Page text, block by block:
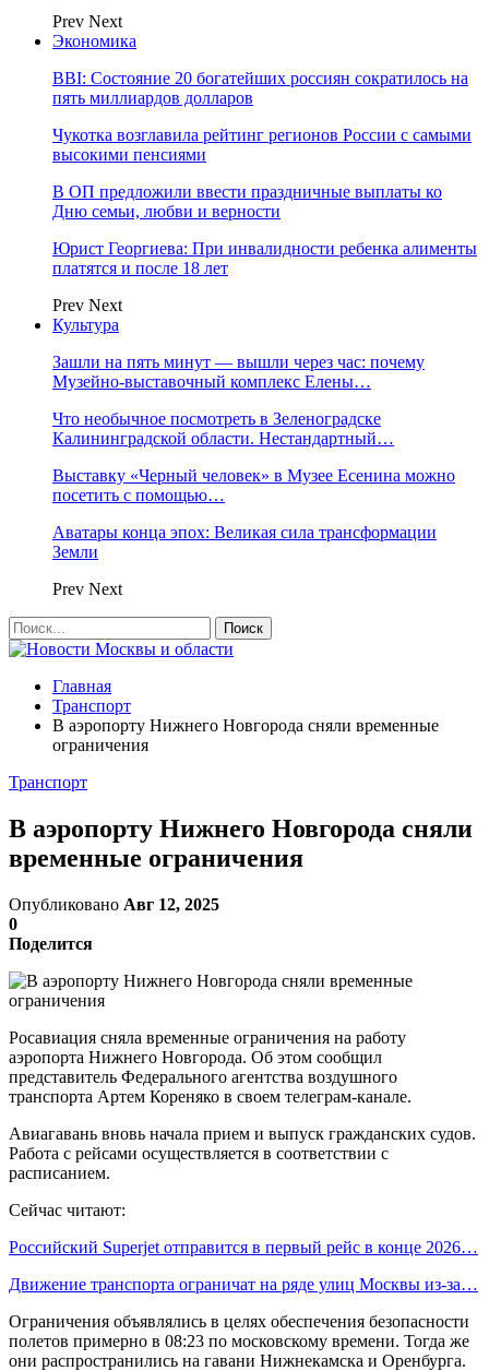
Prev Next
Экономика
BBI: Состояние 20 богатейших россиян сократилось на
пять миллиардов долларов
Чукотка возглавила рейтинг регионов России с самыми
высокими пенсиями
В ОП предложили ввести праздничные выплаты ко
Дню семьи, любви и верности
Юрист Георгиева: При инвалидности ребенка алименты
платятся и после 18 лет
Prev Next
Культура
Зашли на пять минут — вышли через час: почему
Музейно-выставочный комплекс Елены…
Что необычное посмотреть в Зеленоградске
Калининградской области. Нестандартный…
Выставку «Черный человек» в Музее Есенина можно
посетить с помощью…
Аватары конца эпох: Великая сила трансформации
Земли
Prev Next
Главная
Транспорт
В аэропорту Нижнего Новгорода сняли временные
ограничения
Транспорт
В аэропорту Нижнего Новгорода сняли
временные ограничения
Опубликовано Авг 12, 2025
0
Поделится
Росавиация сняла временные ограничения на работу
аэропорта Нижнего Новгорода. Об этом сообщил
представитель Федерального агентства воздушного
транспорта Артем Кореняко в своем телеграм-канале.
Авиагавань вновь начала прием и выпуск гражданских судов.
Работа с рейсами осуществляется в соответствии с
расписанием.
Сейчас читают:
Российский Superjet отправится в первый рейс в конце 2026…
Движение транспорта ограничат на ряде улиц Москвы из-за…
Ограничения объявлялись в целях обеспечения безопасности
полетов примерно в 08:23 по московскому времени. Тогда же
они распространились на гавани Нижнекамска и Оренбурга.